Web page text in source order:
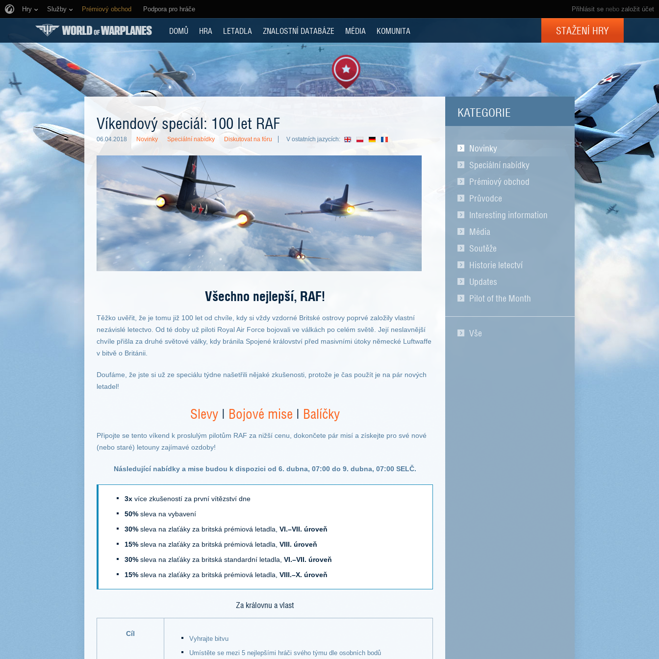
Přihlásit se nebo založit účet
Hry Služby Prémiový obchod Podpora pro hráče
DOMŮ HRA LETADLA ZNALOSTNÍ DATABÁZE MÉDIA KOMUNITA STAŽENÍ HRY
KATEGORIE
Novinky
Speciální nabídky
Prémiový obchod
Průvodce
Interesting information
Média
Soutěže
Historie letectví
Updates
Pilot of the Month
Vše
Víkendový speciál: 100 let RAF
06.04.2018 Novinky Speciální nabídky Diskutovat na fóru V ostatních jazycích:
Všechno nejlepší, RAF!
Těžko uvěřit, že je tomu již 100 let od chvíle, kdy si vždy vzdorné Britské ostrovy poprvé založily vlastní
nezávislé letectvo. Od té doby už piloti Royal Air Force bojovali ve válkách po celém světě. Její neslavnější
chvíle přišla za druhé světové války, kdy bránila Spojené království před masivními útoky německé Luftwaffe
v bitvě o Británii.
Doufáme, že jste si už ze speciálu týdne našetřili nějaké zkušenosti, protože je čas použít je na pár nových
letadel!
Slevy| Bojové mise | Balíčky
Připojte se tento víkend k proslulým pilotům RAF za nižší cenu, dokončete pár misí a získejte pro své nové
(nebo staré) letouny zajímavé ozdoby!
Následující nabídky a mise budou k dispozici od 6. dubna, 07:00 do 9. dubna, 07:00 SELČ.
3x více zkušeností za první vítězství dne
50% sleva na vybavení
30% sleva na zlaťáky za britská prémiová letadla, VI.–VII. úroveň
15% sleva na zlaťáky za britská prémiová letadla, VIII. úroveň
30% sleva na zlaťáky za britská standardní letadla, VI.–VII. úroveň
15% sleva na zlaťáky za britská prémiová letadla, VIII.–X. úroveň
Za královnu a vlast
Cíl
Vyhrajte bitvu
Umístěte se mezi 5 nejlepšími hráči svého týmu dle osobních bodů